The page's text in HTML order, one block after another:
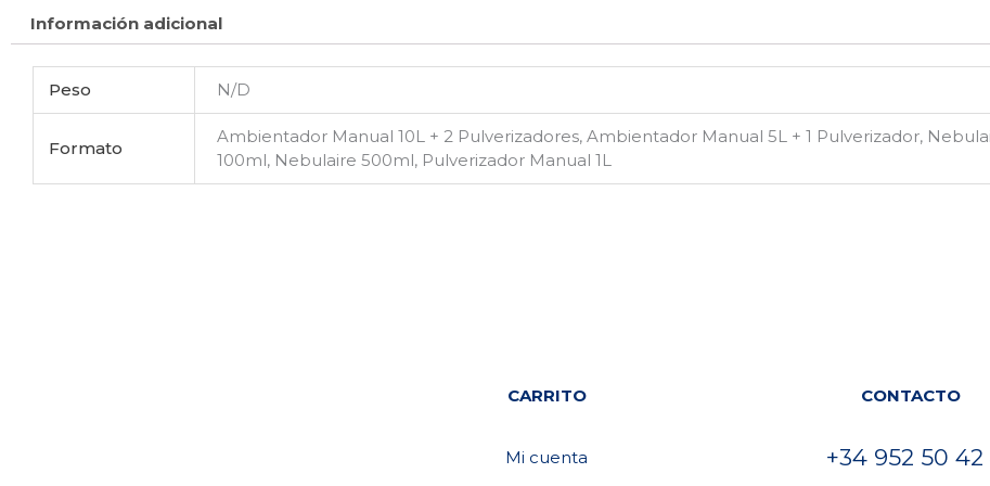
Información adicional
Peso N/D
Formato
Ambientador Manual 10L + 2 Pulverizadores, Ambientador Manual 5L + 1 Pulverizador,
100ml, Nebulaire 500ml, Pulverizador Manual 1L
CARRITO
Mi cuenta
CONTACTO
+34 952 50 42